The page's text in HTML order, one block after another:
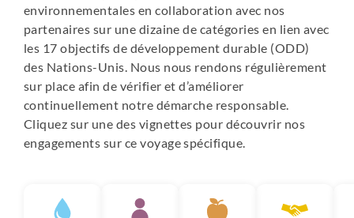
Voici la liste de nos hébergements (ou similaires,
pouvant changer selon la disponibilité au moment de
votre réservation) :
- San José - Hôtel Holiday Inn La Sabana (piscine) ou
similaire
- Tarcoles - Tarcoles Birding ou Cerro Lodge, les deux
avec piscine
- Arenal - Hôtel Vista del Cerro ou Los Lagos (piscine)
environnementales en collaboration avec nos
partenaires sur une dizaine de catégories en lien avec
les 17 objectifs de développement durable (ODD)
des Nations-Unis. Nous nous rendons régulièrement
sur place afin de vérifier et d’améliorer
continuellement notre démarche responsable.
Cliquez sur une des vignettes pour découvrir nos
engagements sur ce voyage spécifique.